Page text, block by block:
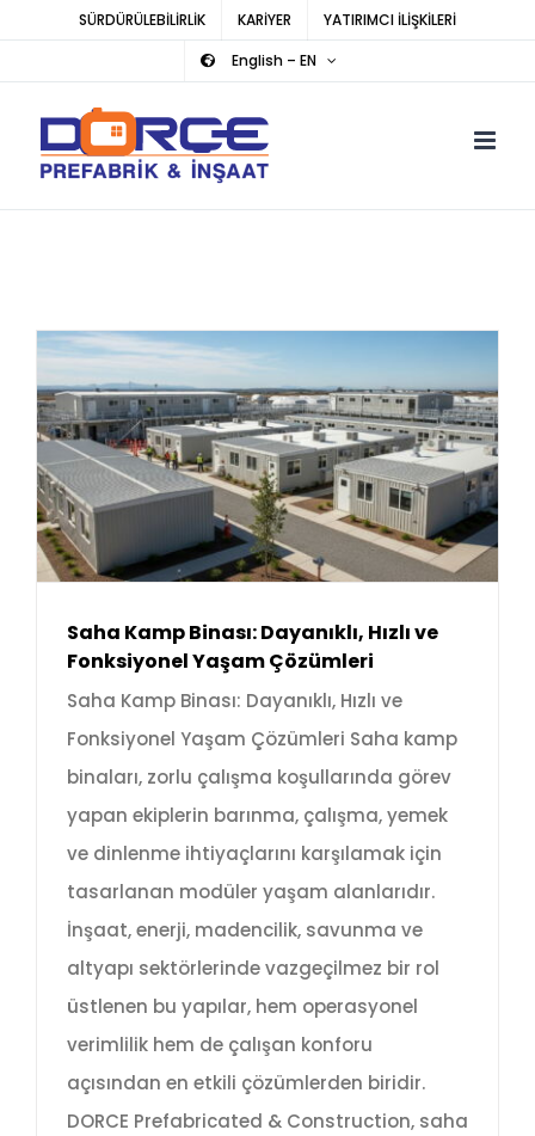
SÜRDÜRÜLEBİLİRLİK KARİYER
YATIRIMCI İLİŞKİLERİ
English – EN
Saha Kamp Binası: Dayanıklı, Hızlı ve
Fonksiyonel Yaşam Çözümleri
Saha Kamp Binası: Dayanıklı, Hızlı ve
Fonksiyonel Yaşam Çözümleri Saha kamp
binaları, zorlu çalışma koşullarında görev
yapan ekiplerin barınma, çalışma, yemek
ve dinlenme ihtiyaçlarını karşılamak için
tasarlanan modüler yaşam alanlarıdır.
İnşaat, enerji, madencilik, savunma ve
altyapı sektörlerinde vazgeçilmez bir rol
üstlenen bu yapılar, hem operasyonel
verimlilik hem de çalışan konforu
açısından en etkili çözümlerden biridir.
DORCE Prefabricated & Construction, saha